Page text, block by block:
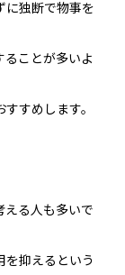
に独断で物事を
ることが多いよ
すめします。
える人も多いで
を抑えるという